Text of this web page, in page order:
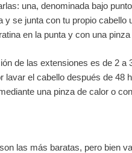
una, denominada bajo
y se junta con tu propio cabello
en la punta y con una
de las extensiones es de 2 a
lavar el cabello después de 48
una pinza de calor o
las más baratas, pero bien